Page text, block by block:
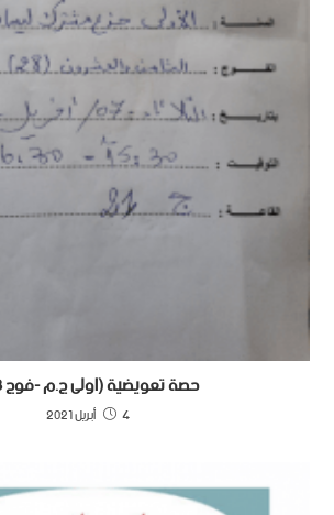
حصة تعويضية (اولى ج.م -فوج 28)
4 أبريل 2021